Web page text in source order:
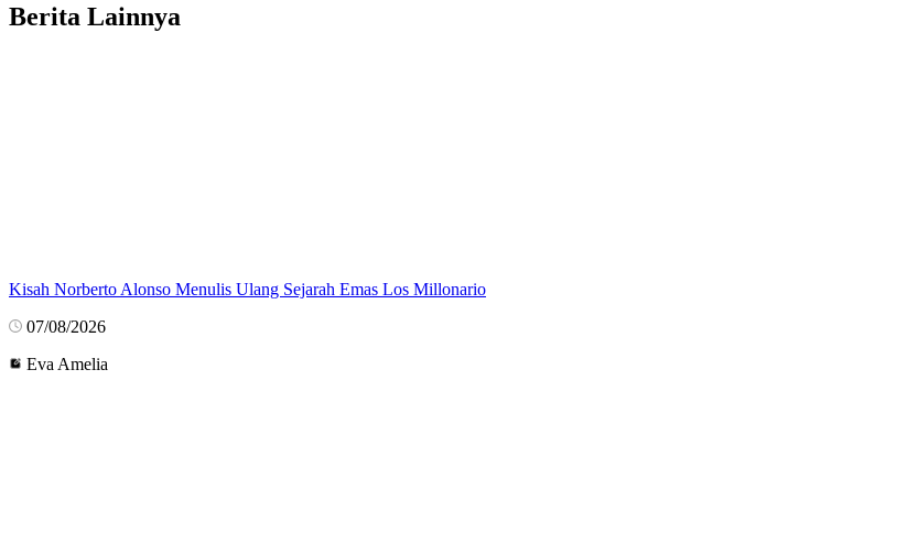
Berita Lainnya
Kisah Norberto Alonso Menulis Ulang Sejarah Emas Los Millonario
07/08/2026
Eva Amelia